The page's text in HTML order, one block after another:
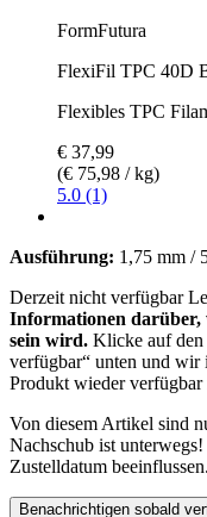
FormFutura
FlexiFil TPC 40D
Flexibles TPC
€ 37,99
(€ 75,98 / kg)
5.0 (1)
Ausführung: 1,75 mm /
Derzeit nicht verfügbar
Informationen darüber,
sein wird. Klicke auf den
verfügbar“ unten und wir
Produkt wieder verfügbar
Von diesem Artikel sind
Nachschub ist
Zustelldatum beeinflussen.
Benachrichtigen sobald